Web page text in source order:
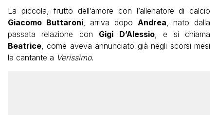
La piccola, frutto dell’amore con l’allenatore di calcio
Giacomo Buttaroni, arriva dopo Andrea, nato dalla
passata relazione con Gigi D’Alessio, e si chiama
Beatrice, come aveva annunciato già negli scorsi mesi
la cantante a Verissimo.